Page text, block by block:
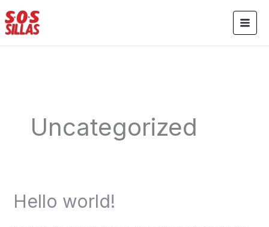
al
contenido
Uncategorized
Hello world!
Hello